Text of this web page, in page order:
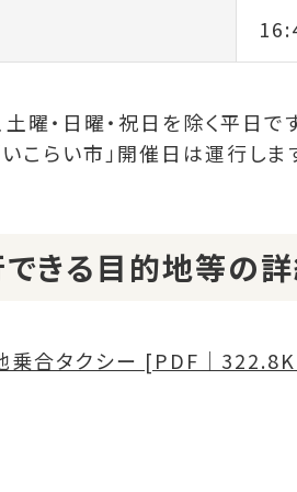
曜・日曜・祝日を除く平日です
こらい市」開催日は運行しま
きる目的地等の
乗合タクシー [PDF｜